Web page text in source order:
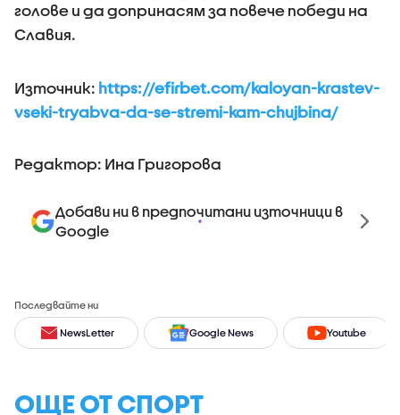
голове и да допринасям за повече победи на
Славия.
Източник: https://efirbet.com/kaloyan-krastev-
vseki-tryabva-da-se-stremi-kam-chujbina/
Редактор: Ина Григорова
Добави ни в предпочитани източници в
Google
Последвайте ни
NewsLetter Google News Youtube
ОЩЕ ОТ СПОРТ